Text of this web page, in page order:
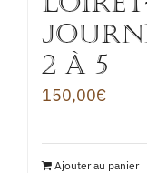
2 à 5
150,00€
Ajouter au panier